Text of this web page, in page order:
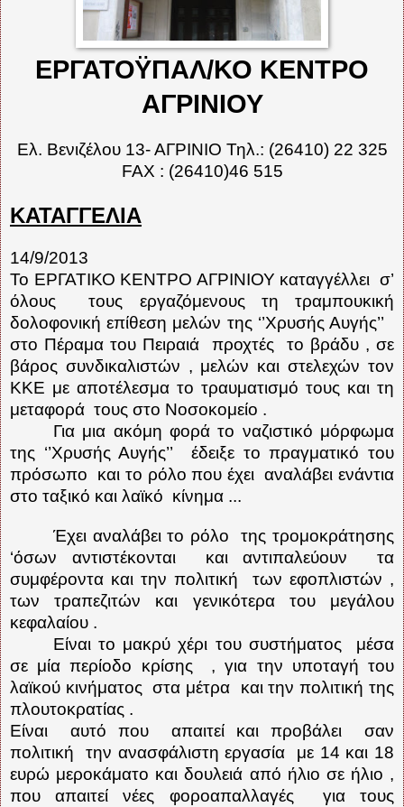
ΕΡΓΑΤΟΫΠΑΛ/ΚΟ ΚΕΝΤΡΟ
ΑΓΡΙΝΙΟΥ
Ελ. Βενιζέλου 13- ΑΓΡΙΝΙΟ Τηλ.: (26410) 22 325
FAX : (26410)46 515
ΚΑΤΑΓΓΕΛΙΑ
14/9/2013
Το ΕΡΓΑΤΙΚΟ ΚΕΝΤΡΟ ΑΓΡΙΝΙΟΥ καταγγέλλει σ’
όλους
τους εργαζόμενους τη τραμπουκική
δολοφονική επίθεση μελών της ‘’Χρυσής Αυγής’’
στο Πέραμα του Πειραιά
προχτές
το βράδυ , σε
βάρος συνδικαλιστών , μελών και στελεχών τον
ΚΚΕ με αποτέλεσμα το τραυματισμό τους και τη
μεταφορά τους στο Νοσοκομείο .
Για μια ακόμη φορά το ναζιστικό μόρφωμα
της ‘’Χρυσής Αυγής’’
έδειξε το πραγματικό του
πρόσωπο
και το ρόλο που έχει αναλάβει ενάντια
στο ταξικό και λαϊκό κίνημα ...
Έχει αναλάβει το ρόλο
της τρομοκράτησης
‘όσων αντιστέκονται
και αντιπαλεύουν
τα
συμφέροντα και την πολιτική
των εφοπλιστών ,
των τραπεζιτών και γενικότερα του μεγάλου
κεφαλαίου .
Είναι το μακρύ χέρι του συστήματος
μέσα
σε μία περίοδο κρίσης
, για την υποταγή του
λαϊκού κινήματος στα μέτρα
και την πολιτική της
πλουτοκρατίας .
Είναι
αυτό που απαιτεί και προβάλει
σαν
πολιτική
την ανασφάλιστη εργασία
με 14 και 18
ευρώ μεροκάματο και δουλειά από ήλιο σε ήλιο ,
που απαιτεί νέες φοροαπαλλαγές
για τους